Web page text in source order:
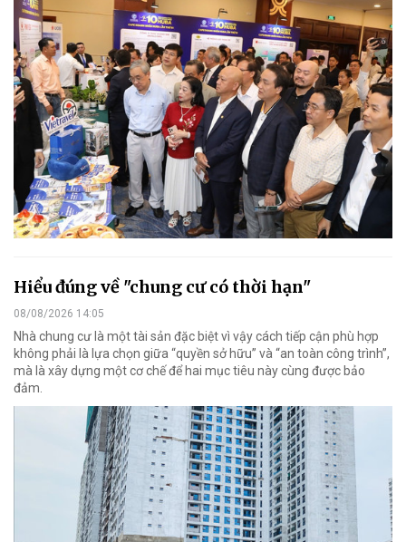
Hiểu đúng về "chung cư có thời hạn"
08/08/2026 14:05
Nhà chung cư là một tài sản đặc biệt vì vậy cách tiếp cận phù hợp
không phải là lựa chọn giữa “quyền sở hữu” và “an toàn công trình”,
mà là xây dựng một cơ chế để hai mục tiêu này cùng được bảo
đảm.